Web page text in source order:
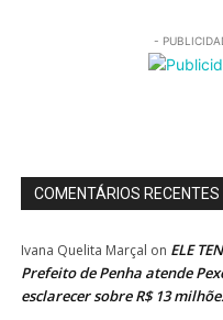
-
COMENTÁRIOS RECENTES
Ivana Quelita Marçal on ELE
Prefeito de Penha atende
esclarecer sobre R$ 13